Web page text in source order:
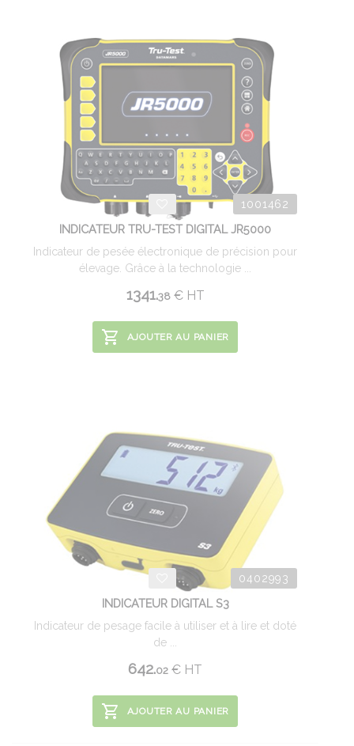
1001462
INDICATEUR TRU-TEST DIGITAL JR5000
Indicateur de pesée électronique de précision pour
élevage. Grâce à la technologie ...
1341.38 €HT
AJOUTER AU PANIER
0402993
INDICATEUR DIGITAL S3
Indicateur de pesage facile à utiliser et à lire et doté
de ...
642.02 € HT
AJOUTER AU PANIER